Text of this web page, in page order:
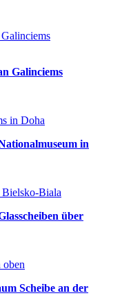
Galinciems
in
über
Scheibe an der